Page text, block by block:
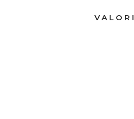
VALORI